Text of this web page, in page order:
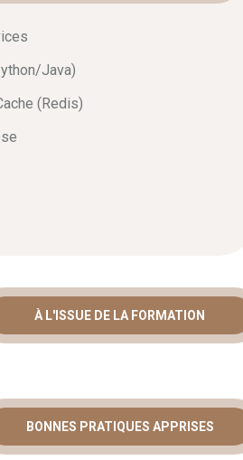
Java)
(Redis)
À L'ISSUE DE LA FORMATION
BONNES PRATIQUES APPRISES